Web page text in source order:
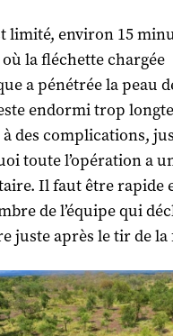
limité, environ 15
la fléchette chargée
a pénétrée la peau
endormi trop
des complications,
toute l’opération a
Il faut être rapide
de l’équipe qui
juste après le tir de la